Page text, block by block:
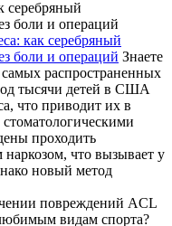
как серебряный
боли и операций Знаете
распространенных
тысячи детей в США
что приводит их в
проходить
что вызывает у
новый метод